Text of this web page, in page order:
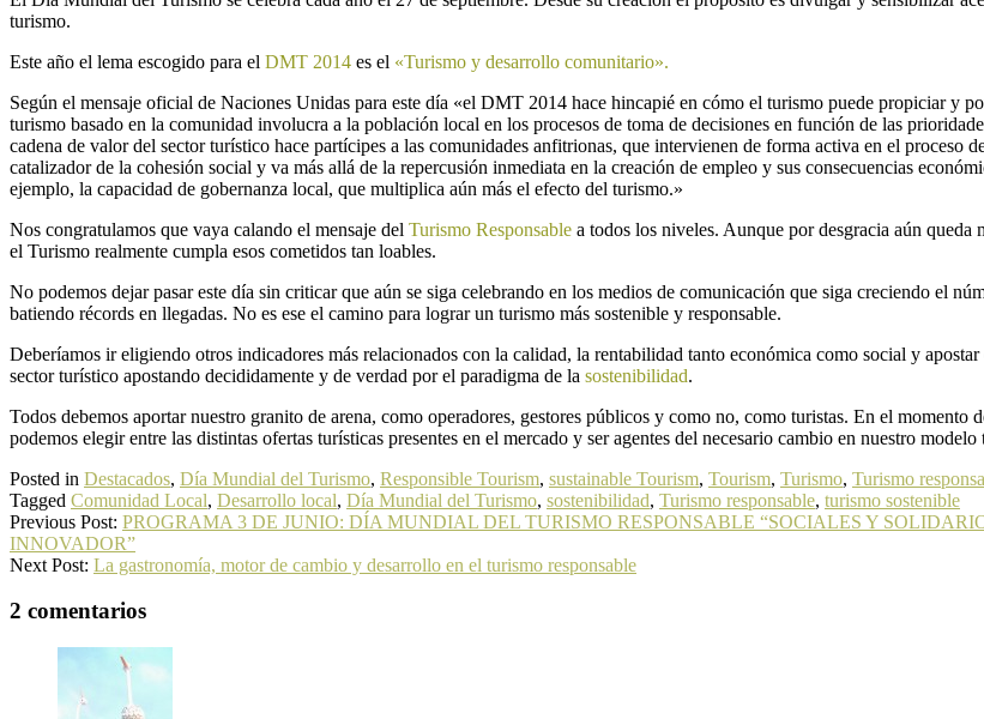
turismo.
Este año el lema escogido para el DMT 2014 es el «Turismo y desarrollo comunitario».
Según el mensaje oficial de Naciones Unidas para este día «el DMT 2014 hace hincapié en cómo el turismo puede propiciar y
turismo basado en la comunidad involucra a la población local en los procesos de toma de decisiones en función de las
cadena de valor del sector turístico hace partícipes a las comunidades anfitrionas, que intervienen de forma activa en el proceso
catalizador de la cohesión social y va más allá de la repercusión inmediata en la creación de empleo y sus consecuencias
ejemplo, la capacidad de gobernanza local, que multiplica aún más el efecto del turismo.»
Nos congratulamos que vaya calando el mensaje del Turismo Responsable a todos los niveles. Aunque por desgracia aún
el Turismo realmente cumpla esos cometidos tan loables.
No podemos dejar pasar este día sin criticar que aún se siga celebrando en los medios de comunicación que siga creciendo el
batiendo récords en llegadas. No es ese el camino para lograr un turismo más sostenible y responsable.
Deberíamos ir eligiendo otros indicadores más relacionados con la calidad, la rentabilidad tanto económica como social y
sector turístico apostando decididamente y de verdad por el paradigma de la sostenibilidad.
Todos debemos aportar nuestro granito de arena, como operadores, gestores públicos y como no, como turistas. En el momento
podemos elegir entre las distintas ofertas turísticas presentes en el mercado y ser agentes del necesario cambio en nuestro modelo
Posted in Destacados, Día Mundial del Turismo, Responsible Tourism, sustainable Tourism, Tourism, Turismo, Turismo
Tagged Comunidad Local, Desarrollo local, Día Mundial del Turismo, sostenibilidad, Turismo responsable, turismo sostenible
Previous Post: PROGRAMA 3 DE JUNIO: DÍA MUNDIAL DEL TURISMO RESPONSABLE “SOCIALES Y
INNOVADOR”
Next Post: La gastronomía, motor de cambio y desarrollo en el turismo responsable
2 comentarios